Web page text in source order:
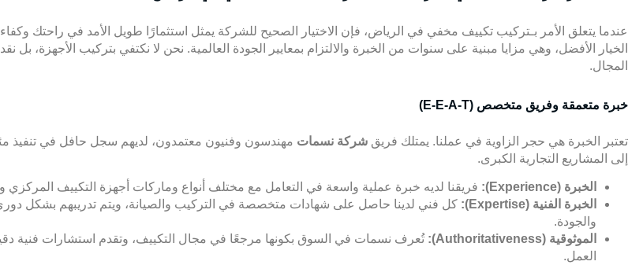
عندما يتعلق الأمر بـتركيب تكييف مخفي في الرياض، فإن الاختيار الصحيح للشركة يمثل استثمارًا طويل الأمد في راحتك
الخيار الأفضل، وهي مزايا مبنية على سنوات من الخبرة والالتزام بمعايير الجودة العالمية. نحن لا نكتفي بتركيب الأجهزة، بل
المجال.
خبرة متعمقة وفريق متخصص (E-E-A-T)
تعتبر الخبرة هي حجر الزاوية في عملنا. يمتلك فريق شركة نسمات مهندسون وفنيون معتمدون، لديهم سجل حافل في تنفيذ
إلى المشاريع التجارية الكبرى.
الخبرة (Experience): فريقنا لديه خبرة عملية واسعة في التعامل مع مختلف أنواع وماركات أجهزة التكييف المركزي
الخبرة الفنية (Expertise):
كل فني لدينا حاصل على شهادات متخصصة في التركيب والصيانة، ويتم تدريبهم بشكل
والجودة.
الموثوقية (Authoritativeness):
تُعرف نسمات في السوق بكونها مرجعًا في مجال التكييف، وتقدم استشارات فنية
العمل.